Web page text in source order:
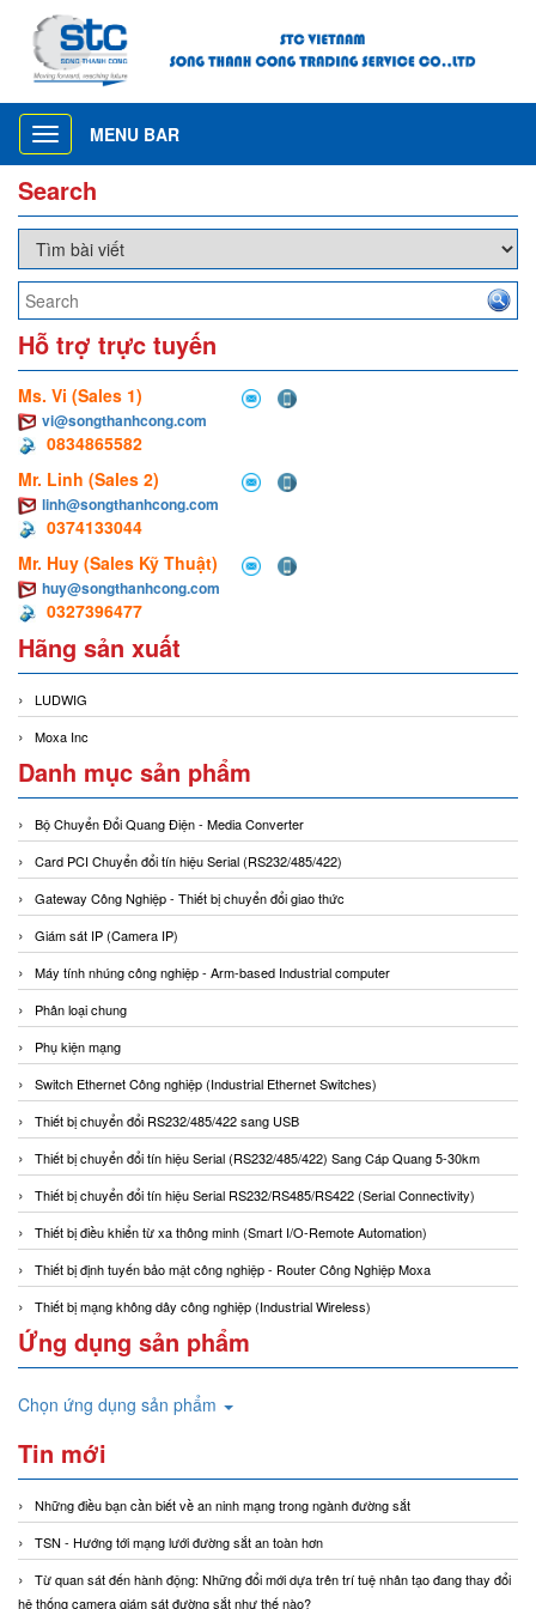
Toggle
navigation
MENU BAR
Search
Hỗ trợ trực tuyến
Ms. Vi (Sales 1)
vi@songthanhcong.com
0834865582
Mr. Linh (Sales 2)
linh@songthanhcong.com
0374133044
Mr. Huy (Sales Kỹ Thuật)
huy@songthanhcong.com
0327396477
Hãng sản xuất
LUDWIG
Moxa Inc
Danh mục sản phẩm
Bộ Chuyển Đổi Quang Điện - Media Converter
Card PCI Chuyển đổi tín hiệu Serial (RS232/485/422)
Gateway Công Nghiệp - Thiết bị chuyển đổi giao thức
Giám sát IP (Camera IP)
Máy tính nhúng công nghiệp - Arm-based Industrial computer
Phân loại chung
Phụ kiện mạng
Switch Ethernet Công nghiệp (Industrial Ethernet Switches)
Thiết bị chuyển đổi RS232/485/422 sang USB
Thiết bị chuyển đổi tín hiệu Serial (RS232/485/422) Sang Cáp Quang 5-30km
Thiết bị chuyển đổi tín hiệu Serial RS232/RS485/RS422 (Serial Connectivity)
Thiết bị điều khiển từ xa thông minh (Smart I/O-Remote Automation)
Thiết bị định tuyến bảo mật công nghiệp - Router Công Nghiệp Moxa
Thiết bị mạng không dây công nghiệp (Industrial Wireless)
Ứng dụng sản phẩm
Chọn ứng dụng sản phẩm
Tin mới
Những điều bạn cần biết về an ninh mạng trong ngành đường sắt
TSN - Hướng tới mạng lưới đường sắt an toàn hơn
Từ quan sát đến hành động: Những đổi mới dựa trên trí tuệ nhân tạo đang thay đổi
hệ thống camera giám sát đường sắt như thế nào?